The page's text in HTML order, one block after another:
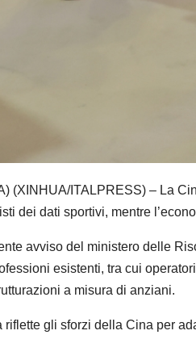
(XINHUA/ITALPRESS) – La
dei dati sportivi, mentre
avviso del ministero delle
esistenti, tra cui
a misura di anziani.
riflette gli sforzi della Cina per